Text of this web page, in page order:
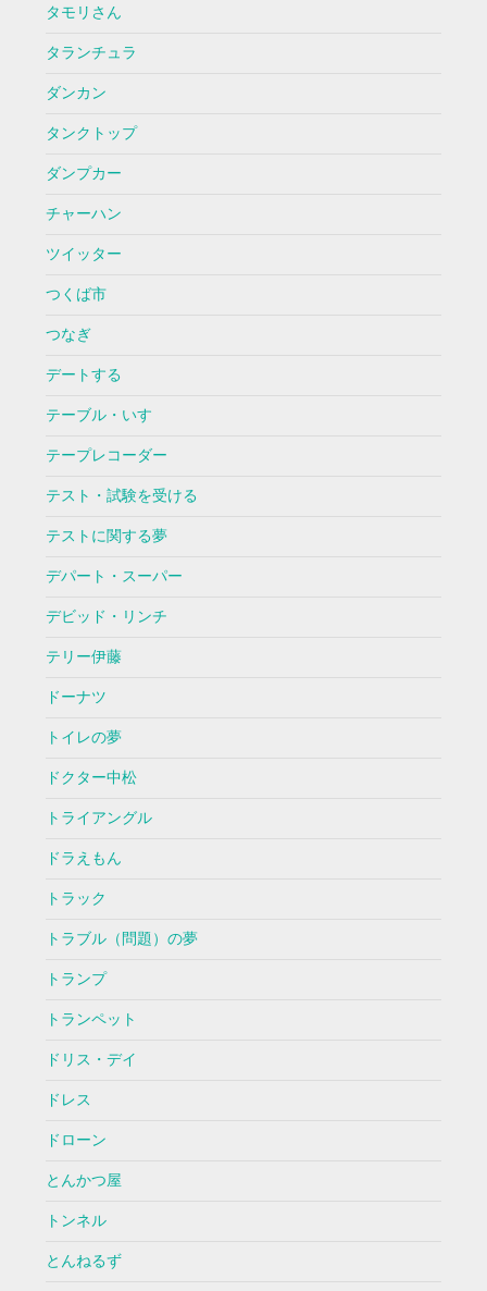
タモリさん
タランチュラ
ダンカン
タンクトップ
ダンプカー
チャーハン
ツイッター
つくば市
つなぎ
デートする
テーブル・いす
テープレコーダー
テスト・試験を受ける
テストに関する夢
デパート・スーパー
デビッド・リンチ
テリー伊藤
ドーナツ
トイレの夢
ドクター中松
トライアングル
ドラえもん
トラック
トラブル（問題）の夢
トランプ
トランペット
ドリス・デイ
ドレス
ドローン
とんかつ屋
トンネル
とんねるず